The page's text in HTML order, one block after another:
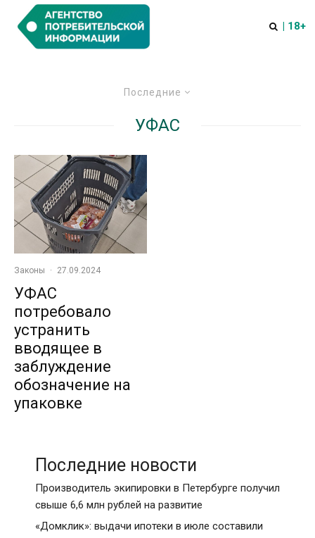
| 18+
Последние
УФАС
Законы · 27.09.2024
УФАС
потребовало
устранить
вводящее в
заблуждение
обозначение на
упаковке
Последние новости
Производитель экипировки в Петербурге получил
свыше 6,6 млн рублей на развитие
«Домклик»: выдачи ипотеки в июле составили